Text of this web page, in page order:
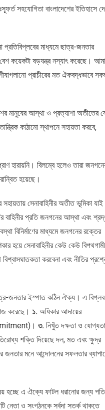
সহযোগিতা বাংলাদেশের ইতিহাসে
মাধ্যমে ছাত্র-জনতার
কয়েকটা ষড়যন্ত্র নস্যাৎ করেছে।
প্রাচীরের মত ঐকবদ্ধভাবে
মানুষের আস্থা ও প্রত্যাশা অতীতের
কাঠামো স্থাপনে সহায়তা করবে,
হারায়নি। বিলম্বে হলেও তারা
হয়েছে।
সেনাবাহিনীর অতীত ভূমিকা যাই
বাহিনীর প্রতি জনগনের আস্থা এবং
বিনির্মাণের মাধ্যমে জনগনের রক্তের
সেনাবাহিনীর কেউ কেউ বিপথগামী
করবেনা এবং নীতির
জনতার ইস্পাত কঠিন ঐক্য। এ বিপ্লব
করেছে। ১. অধিকার আদায়ের
৩. নিখুঁত দক্ষতা ও যোগ্যতা
শক্তি দিয়েছে দল, মত এবং ক্ষুদ্র
জনতার মনে আন্দোলনের সফলতার
হচ্ছে এ ঐক্যে ফাটল ধরানোর জন্য
নেতা ও সংগঠনকে সর্বদা সতর্ক থাকতে